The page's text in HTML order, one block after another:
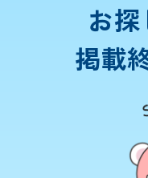
お
掲載